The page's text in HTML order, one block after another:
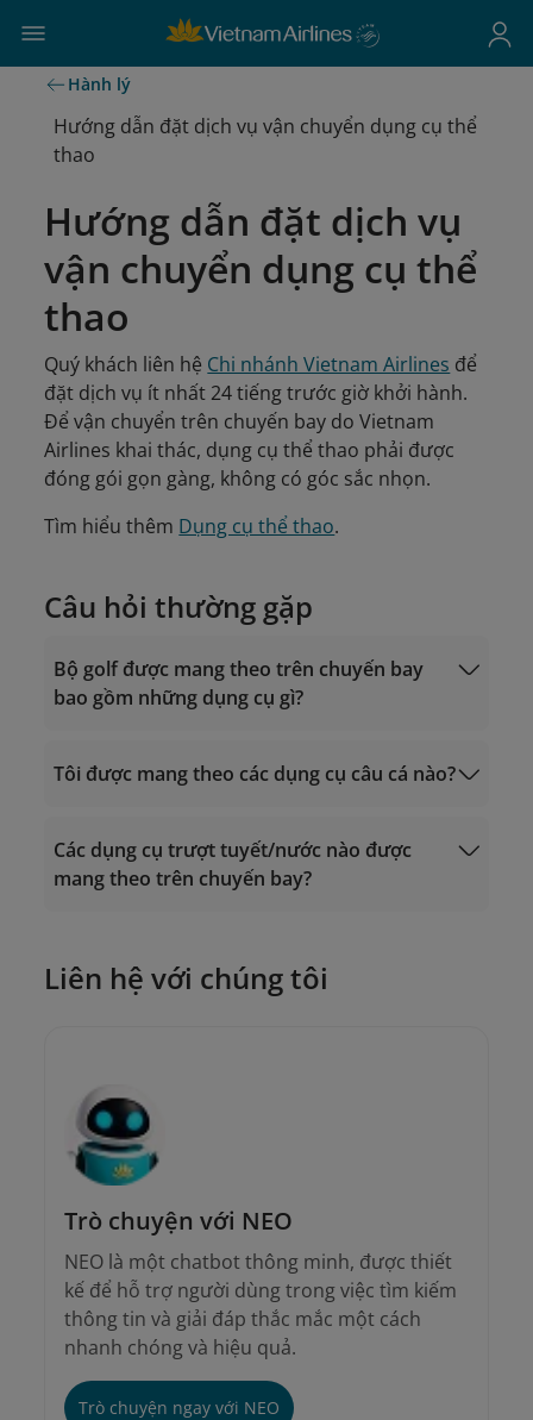
Hành lý
Hướng dẫn đặt dịch vụ vận chuyển dụng cụ thể
thao
Hướng dẫn đặt dịch vụ
vận chuyển dụng cụ thể
thao
Quý khách liên hệ Chi nhánh Vietnam Airlines để
đặt dịch vụ ít nhất 24 tiếng trước giờ khởi hành.
Để vận chuyển trên chuyến bay do Vietnam
Airlines khai thác, dụng cụ thể thao phải được
đóng gói gọn gàng, không có góc sắc nhọn.
Tìm hiểu thêm Dụng cụ thể thao.
Câu hỏi thường gặp
Bộ golf được mang theo trên chuyến bay
bao gồm những dụng cụ gì?
Tôi được mang theo các dụng cụ câu cá nào?
Các dụng cụ trượt tuyết/nước nào được
mang theo trên chuyến bay?
Liên hệ với chúng tôi
Trò chuyện với NEO
NEO là một chatbot thông minh, được thiết
kế để hỗ trợ người dùng trong việc tìm kiếm
thông tin và giải đáp thắc mắc một cách
nhanh chóng và hiệu quả.
Trò chuyện ngay với NEO